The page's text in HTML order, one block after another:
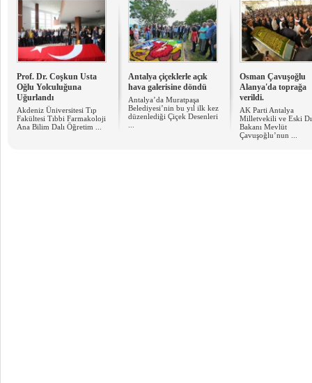
Prof. Dr. Coşkun Usta
Oğlu Yolculuğuna
Uğurlandı
Akdeniz Üniversitesi Tıp
Fakültesi Tıbbi Farmakoloji
Ana Bilim Dalı Öğretim ...
Antalya çiçeklerle açık
hava galerisine döndü
Antalya’da Muratpaşa
Belediyesi’nin bu yıl ilk kez
düzenlediği Çiçek Desenleri
Osman Çavuşoğlu
Alanya'da toprağa
verildi.
AK Parti Antalya
Milletvekili ve Eski
Bakanı Mevlüt
Çavuşoğlu’nun ...